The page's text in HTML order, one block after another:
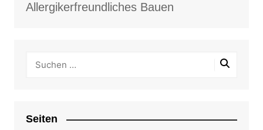
Allergikerfreundliches Bauen
Seiten